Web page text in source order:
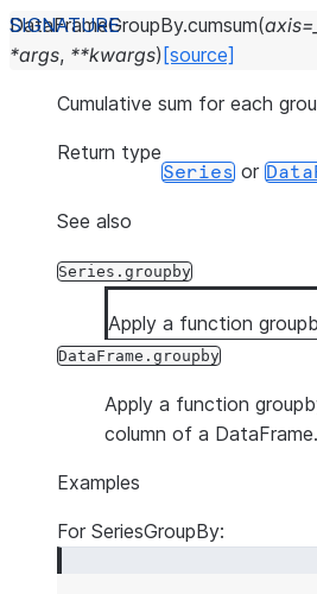
DataFrameGroupBy.cumsum(axis=
*args, **kwargs) [source]
Cumulative sum for each
Return type
Series or
See also
Series.groupby
Apply a function
DataFrame.groupby
Apply a function
column of a DataFrame.
Examples
For SeriesGroupBy: